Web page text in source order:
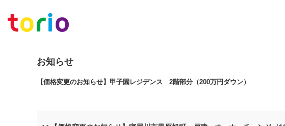
お知らせ
【価格変更のお知らせ】甲子園レジデンス 2階部分（200万円ダウン）